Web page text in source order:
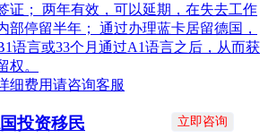
证； 两年有效，可以延期，在失去工作
部停留半年； 通过办理蓝卡居留德国，
语言或33个月通过A1语言之后，从而获
权。
细费用请咨询客服
投资移民 立即咨询